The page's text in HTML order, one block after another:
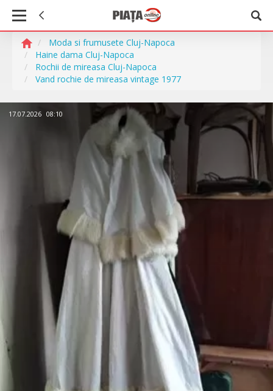
Moda si frumusete Cluj-Napoca
Haine dama Cluj-Napoca
Rochii de mireasa Cluj-Napoca
Vand rochie de mireasa vintage 1977
17.07.2026 08:10